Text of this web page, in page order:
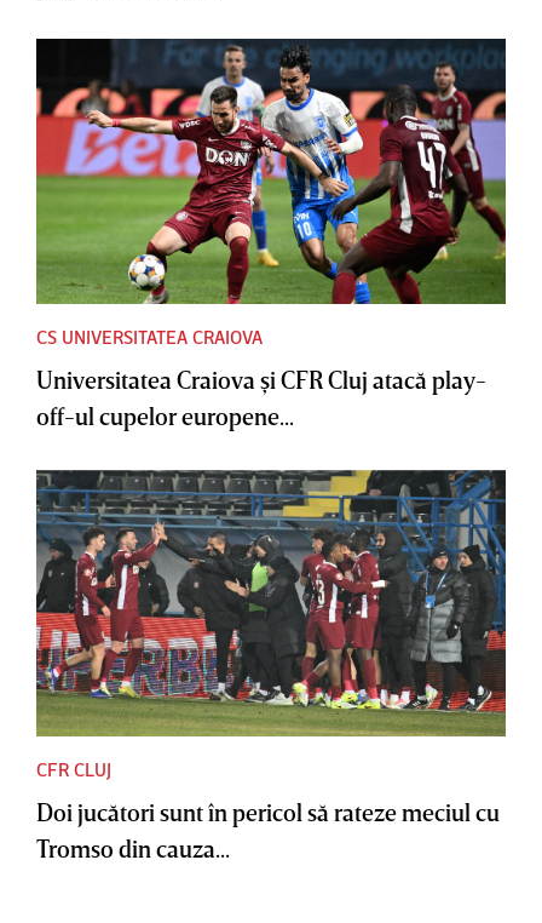
CS UNIVERSITATEA CRAIOVA
Universitatea Craiova şi CFR Cluj atacă play-
off-ul cupelor europene...
CFR CLUJ
Doi jucători sunt în pericol să rateze meciul cu
Tromso din cauza...